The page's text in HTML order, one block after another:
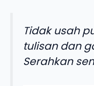
Tidak usah
tulisan dan
Serahkan